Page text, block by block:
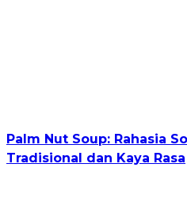
Palm Nut Soup: Rahasia
Tradisional dan Kaya Rasa